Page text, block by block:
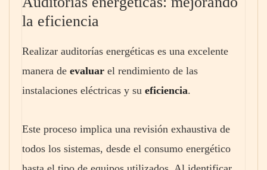
la eficiencia
Realizar auditorías energéticas es una excelente
manera de evaluar el rendimiento de las
instalaciones eléctricas y su eficiencia.
Este proceso implica una revisión exhaustiva de
todos los sistemas, desde el consumo energético